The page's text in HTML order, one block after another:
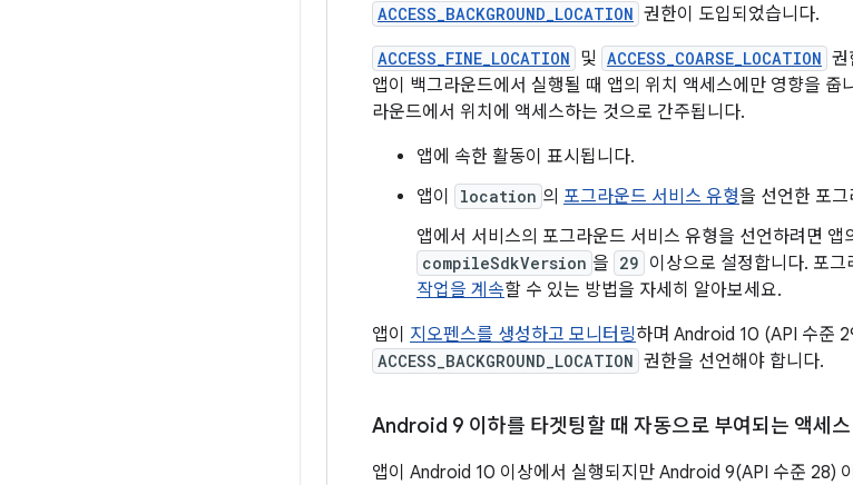
ACCESS_BACKGROUND_LOCATION 권한이 도입되었습니다.
ACCESS_FINE_LOCATION 및 ACCESS_COARSE_LOCATION 권
앱이 백그라운드에서 실행될 때 앱의 위치 액세스에만 영향을
라운드에서 위치에 액세스하는 것으로 간주됩니다.
앱에 속한 활동이 표시됩니다.
앱이
location 의 포그라운드 서비스 유형을 선언한 포
앱에서 서비스의 포그라운드 서비스 유형을 선언하려면 앱
compileSdkVersion 을 29 이상으로 설정합니다. 포
작업을 계속할 수 있는 방법을 자세히 알아보세요.
앱이 지오펜스를 생성하고 모니터링하며 Android 10 (API 수준
ACCESS_BACKGROUND_LOCATION 권한을 선언해야 합니다.
Android 9 이하를 타겟팅할 때 자동으로 부여되는 액세스
앱이 Android 10 이상에서 실행되지만 Android 9(API 수준 28)